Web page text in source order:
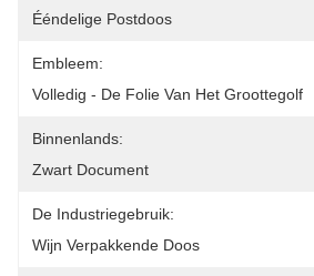
Ééndelige Postdoos
Embleem:
Volledig - De Folie Van Het Groottegolf
Binnenlands:
Zwart Document
De Industriegebruik:
Wijn Verpakkende Doos